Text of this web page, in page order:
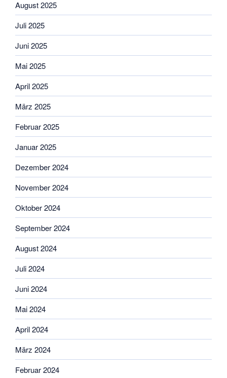
August 2025
Juli 2025
Juni 2025
Mai 2025
April 2025
März 2025
Februar 2025
Januar 2025
Dezember 2024
November 2024
Oktober 2024
September 2024
August 2024
Juli 2024
Juni 2024
Mai 2024
April 2024
März 2024
Februar 2024